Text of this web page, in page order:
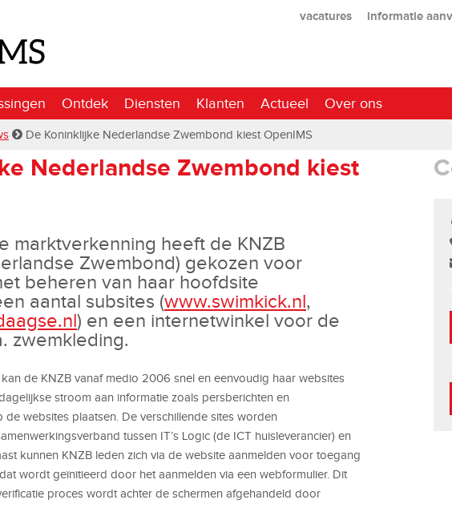
vacatures informatie
Ontdek Diensten Klanten Actueel Over ons
De Koninklijke Nederlandse Zwembond kiest OpenIMS
Nederlandse Zwembond kiest
marktverkenning heeft de KNZB
Zwembond) gekozen voor
beheren van haar hoofdsite
aantal subsites (www.swimkick.nl,
) en een internetwinkel voor de
zwemkleding.
de KNZB vanaf medio 2006 snel en eenvoudig haar websites
stroom aan informatie zoals persberichten en
de websites plaatsen. De verschillende sites worden
tussen IT’s Logic (de ICT huisleverancier) en
kunnen KNZB leden zich via de website aanmelden voor toegang
wordt geïnitieerd door het aanmelden via een webformulier. Dit
proces wordt achter de schermen afgehandeld door